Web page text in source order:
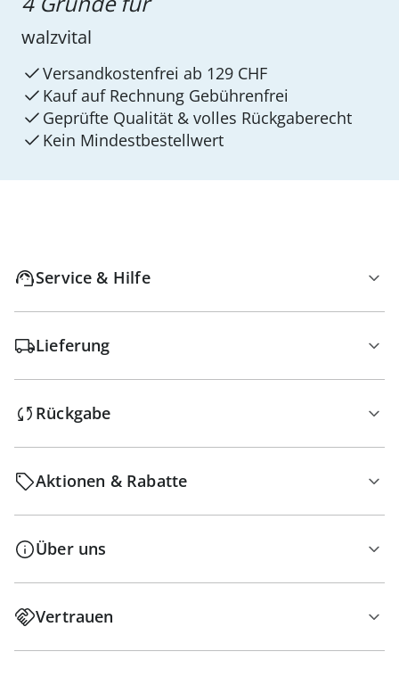
walzvital
Versandkostenfrei ab 129 CHF
Kauf auf Rechnung Gebührenfrei
Geprüfte Qualität & volles Rückgaberecht
Kein Mindest­bestellwert
Service & Hilfe
Lieferung
Rückgabe
Aktionen & Rabatte
Über uns
Vertrauen